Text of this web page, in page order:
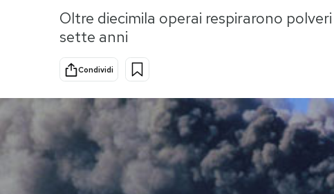
Storie/Idee
Ok Boomer!
Altrecose
Mondiali calcio 2026
Oltre diecimila operai respirarono
sette anni
Condividi